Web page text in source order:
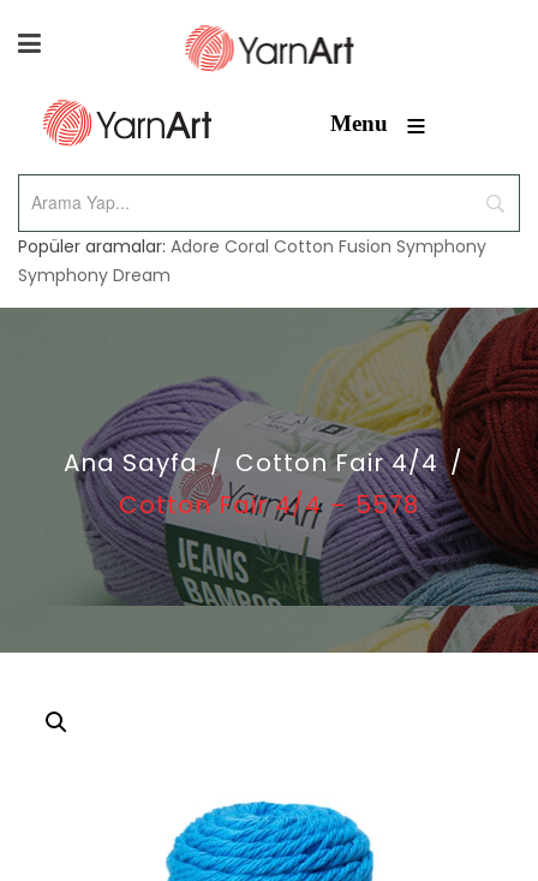
Menu ≡
Popüler aramalar: Adore Coral Cotton Fusion Symphony
Symphony Dream
Ana Sayfa / Cotton Fair 4/4 /
Cotton Fair 4/4 – 5578